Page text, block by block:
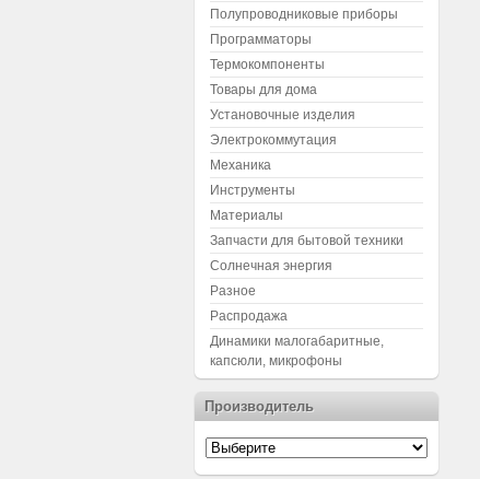
Полупроводниковые приборы
Программаторы
Термокомпоненты
Товары для дома
Установочные изделия
Электрокоммутация
Механика
Инструменты
Материалы
Запчасти для бытовой техники
Солнечная энергия
Разное
Распродажа
Динамики малогабаритные,
капсюли, микрофоны
Производитель